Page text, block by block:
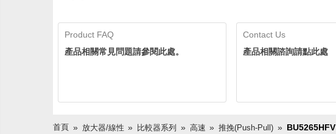
Product FAQ
產品相關常見問題請參閱此處。
Contact Us
產品相關諮詢請點此處
首頁 放大器/線性 比較器系列 高速 推挽(push-Pull) BU5265HFV